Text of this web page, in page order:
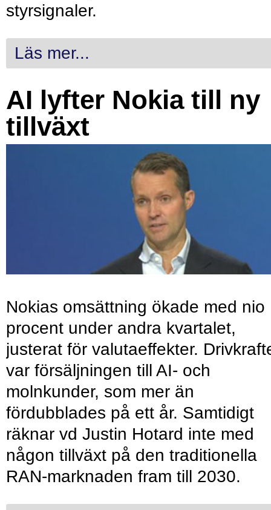
styrsignaler.
Läs mer...
AI lyfter Nokia till ny
tillväxt
Nokias omsättning ökade med nio
procent under andra kvartalet,
justerat för valutaeffekter.
var försäljningen till AI- och
molnkunder, som mer än
fördubblades på ett år. Samtidigt
räknar vd Justin Hotard inte med
någon tillväxt på den traditionella
RAN-marknaden fram till 2030.